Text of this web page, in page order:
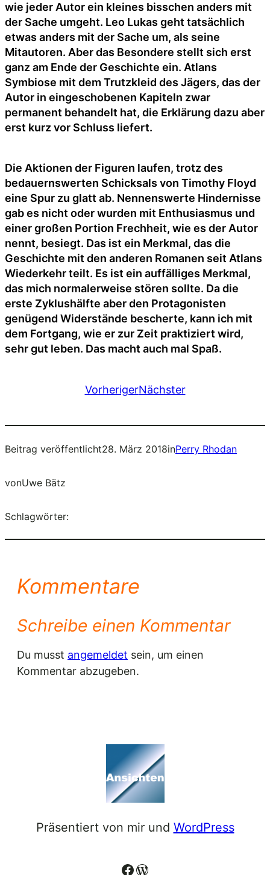
wie jeder Autor ein kleines bisschen anders mit
der Sache umgeht. Leo Lukas geht tatsächlich
etwas anders mit der Sache um, als seine
Mitautoren. Aber das Besondere stellt sich erst
ganz am Ende der Geschichte ein. Atlans
Symbiose mit dem Trutzkleid des Jägers, das der
Autor in eingeschobenen Kapiteln zwar
permanent behandelt hat, die Erklärung dazu aber
erst kurz vor Schluss liefert.
Die Aktionen der Figuren laufen, trotz des
bedauernswerten Schicksals von Timothy Floyd
eine Spur zu glatt ab. Nennenswerte Hindernisse
gab es nicht oder wurden mit Enthusiasmus und
einer großen Portion Frechheit, wie es der Autor
nennt, besiegt. Das ist ein Merkmal, das die
Geschichte mit den anderen Romanen seit Atlans
Wiederkehr teilt. Es ist ein auffälliges Merkmal,
das mich normalerweise stören sollte. Da die
erste Zyklushälfte aber den Protagonisten
genügend Widerstände bescherte, kann ich mit
dem Fortgang, wie er zur Zeit praktiziert wird,
sehr gut leben. Das macht auch mal Spaß.
VorherigerNächster
Beitrag veröffentlicht28. März 2018inPerry Rhodan
vonUwe Bätz
Schlagwörter:
Kommentare
Schreibe einen Kommentar
Du musst angemeldet sein, um einen
Kommentar abzugeben.
Präsentiert von mir und WordPress
Facebook
WordPress